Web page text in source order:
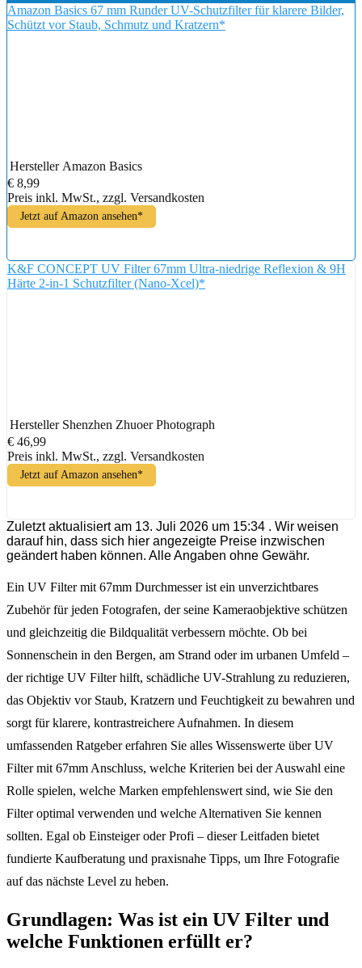
Amazon Basics 67 mm Runder UV-Schutzfilter für klarere Bilder,
Schützt vor Staub, Schmutz und Kratzern*
Hersteller Amazon Basics
€ 8,99
Preis inkl. MwSt., zzgl. Versandkosten
Jetzt auf Amazon ansehen*
K&F CONCEPT UV Filter 67mm Ultra-niedrige Reflexion & 9H
Härte 2-in-1 Schutzfilter (Nano-Xcel)*
Hersteller Shenzhen Zhuoer Photograph
€ 46,99
Preis inkl. MwSt., zzgl. Versandkosten
Jetzt auf Amazon ansehen*
Zuletzt aktualisiert am 13. Juli 2026 um 15:34 . Wir weisen
darauf hin, dass sich hier angezeigte Preise inzwischen
geändert haben können. Alle Angaben ohne Gewähr.
Ein UV Filter mit 67mm Durchmesser ist ein unverzichtbares
Zubehör für jeden Fotografen, der seine Kameraobjektive schützen
und gleichzeitig die Bildqualität verbessern möchte. Ob bei
Sonnenschein in den Bergen, am Strand oder im urbanen Umfeld –
der richtige UV Filter hilft, schädliche UV-Strahlung zu reduzieren,
das Objektiv vor Staub, Kratzern und Feuchtigkeit zu bewahren und
sorgt für klarere, kontrastreichere Aufnahmen. In diesem
umfassenden Ratgeber erfahren Sie alles Wissenswerte über UV
Filter mit 67mm Anschluss, welche Kriterien bei der Auswahl eine
Rolle spielen, welche Marken empfehlenswert sind, wie Sie den
Filter optimal verwenden und welche Alternativen Sie kennen
sollten. Egal ob Einsteiger oder Profi – dieser Leitfaden bietet
fundierte Kaufberatung und praxisnahe Tipps, um Ihre Fotografie
auf das nächste Level zu heben.
Grundlagen: Was ist ein UV Filter und
welche Funktionen erfüllt er?